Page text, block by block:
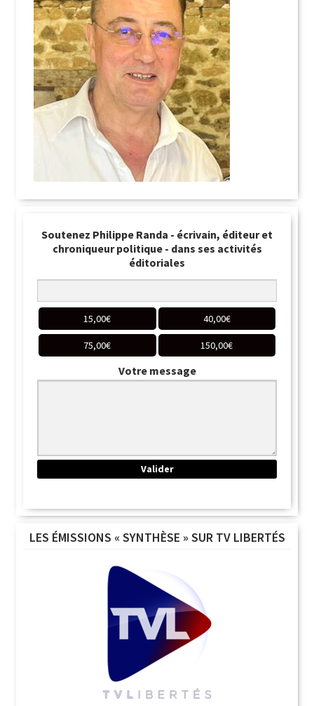
Soutenez Philippe Randa - écrivain, éditeur et
chroniqueur politique - dans ses activités
éditoriales
15,00€ 40,00€
75,00€ 150,00€
Votre message
LES ÉMISSIONS « SYNTHÈSE » SUR TV LIBERTÉS